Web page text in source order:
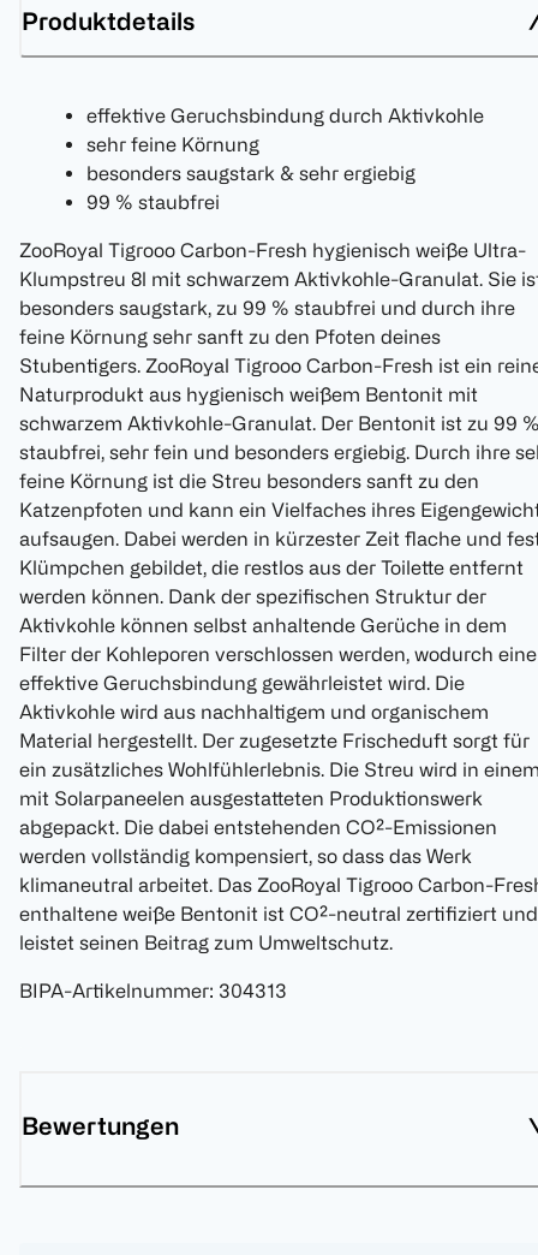
Produktdetails
effektive Geruchsbindung durch Aktivkohle
sehr feine Körnung
besonders saugstark & sehr ergiebig
99 % staubfrei
ZooRoyal Tigrooo Carbon-Fresh hygienisch weiße Ultra-
Klumpstreu 8l mit schwarzem Aktivkohle-Granulat. Sie
besonders saugstark, zu 99 % staubfrei und durch ihre
feine Körnung sehr sanft zu den Pfoten deines
Stubentigers. ZooRoyal Tigrooo Carbon-Fresh ist ein
Naturprodukt aus hygienisch weißem Bentonit mit
schwarzem Aktivkohle-Granulat. Der Bentonit ist zu 99
staubfrei, sehr fein und besonders ergiebig. Durch ihre
feine Körnung ist die Streu besonders sanft zu den
Katzenpfoten und kann ein Vielfaches ihres
aufsaugen. Dabei werden in kürzester Zeit flache und
Klümpchen gebildet, die restlos aus der Toilette entfernt
werden können. Dank der spezifischen Struktur der
Aktivkohle können selbst anhaltende Gerüche in dem
Filter der Kohleporen verschlossen werden, wodurch eine
effektive Geruchsbindung gewährleistet wird. Die
Aktivkohle wird aus nachhaltigem und organischem
Material hergestellt. Der zugesetzte Frischeduft sorgt für
ein zusätzliches Wohlfühlerlebnis. Die Streu wird in
mit Solarpaneelen ausgestatteten Produktionswerk
abgepackt. Die dabei entstehenden CO²-Emissionen
werden vollständig kompensiert, so dass das Werk
klimaneutral arbeitet. Das ZooRoyal Tigrooo Carbon-
enthaltene weiße Bentonit ist CO²-neutral zertifiziert und
leistet seinen Beitrag zum Umweltschutz.
BIPA-Artikelnummer: 304313
Bewertungen